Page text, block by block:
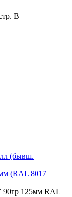
В
(бывш.
(RAL 8017|
90гр 125мм RAL